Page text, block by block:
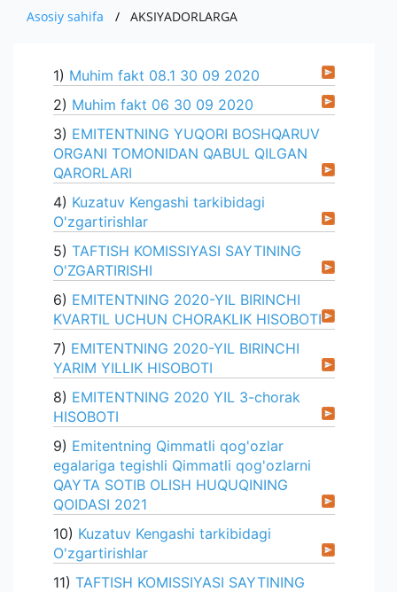
XOM ASHYO VA MATERIALLAR
AVTOMOBILLAR
MUHIM FAKTLAR
KOMPANIYANING ICHKI HUJJATLARI
ISHLAB CHIQARADIGAN MAXSULOT VA
EKSPORT
IMPORT
BOJXONA RASMIYLASHTIRUVI
AUTSORSING
EKSPORT
PRESS
KO'RGAZMALAR
YANGILIKLAR ARXIVI
YUR-JIS. SHAXSLAR MUROJAATI
SO'ROVNOMA
ALOQA
Asosiy sahifa AKSIYADORLARGA
1) Muhim fakt 08.1 30 09 2020
2) Muhim fakt 06 30 09 2020
3) EMITENTNING YUQORI BOSHQARUV
ORGANI TOMONIDAN QABUL QILGAN
QARORLARI
4) Kuzatuv Kengashi tarkibidagi
O'zgartirishlar
5) TAFTISH KOMISSIYASI SAYTINING
O'ZGARTIRISHI
6) EMITENTNING 2020-YIL BIRINCHI
KVARTIL UCHUN CHORAKLIK HISOBOTI
7) EMITENTNING 2020-YIL BIRINCHI
YARIM YILLIK HISOBOTI
8) EMITENTNING 2020 YIL 3-chorak
HISOBOTI
9) Emitentning Qimmatli qog'ozlar
egalariga tegishli Qimmatli qog'ozlarni
QAYTA SOTIB OLISH HUQUQINING
QOIDASI 2021
10) Kuzatuv Kengashi tarkibidagi
O'zgartirishlar
11) TAFTISH KOMISSIYASI SAYTINING